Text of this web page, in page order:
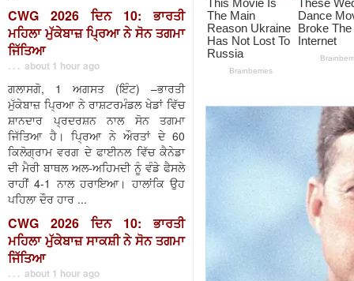
CWG 2026 ਦਿਨ 10: ਭਾਰਤੀ
ਮਹਿਲਾ ਮੁੱਕੇਬਾਜ਼ ਪ੍ਰਿਆ ਨੇ ਸੋਨ ਤਗਮਾ
ਜਿੱਤਿਆ
. . . about 1 hour ago
ਗਲਾਸਗੋ, 1 ਅਗਸਤ (ਇੰਟ) –ਭਾਰਤੀ
ਮੁੱਕੇਬਾਜ਼ ਪ੍ਰਿਆ ਨੇ ਰਾਸ਼ਟਰਮੰਡਲ ਖੇਡਾਂ ਵਿੱਚ
ਸ਼ਾਨਦਾਰ ਪ੍ਰਦਰਸ਼ਨ ਨਾਲ ਸੋਨ ਤਗਮਾ
ਜਿੱਤਿਆ ਹੈ। ਪ੍ਰਿਆ ਨੇ ਔਰਤਾਂ ਦੇ 60
ਕਿਲੋਗ੍ਰਾਮ ਵਰਗ ਦੇ ਫਾਈਨਲ ਵਿੱਚ ਕੈਨੇਡਾ
ਦੀ ਮੈਰੀ ਬਾਥਲ ਅਲ-ਅਹਿਮਦੀ ਨੂੰ ਵੰਡੇ ਫੈਸਲੇ
ਰਾਹੀਂ 4-1 ਨਾਲ ਹਰਾਇਆ। ਹਾਲਾਂਕਿ ਉਹ
ਪਹਿਲਾ ਦੌਰ ਹਾਰ ...
CWG 2026 ਦਿਨ 10: ਭਾਰਤੀ
ਮਹਿਲਾ ਮੁੱਕੇਬਾਜ਼ ਸਾਕਸ਼ੀ ਨੇ ਸੋਨ ਤਗਮਾ
ਜਿੱਤਿਆ
. . . about 1 hour ago